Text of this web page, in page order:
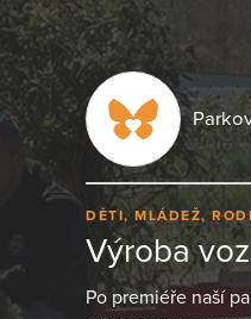
DĚTI, MLÁDEŽ,
Výroba
Po premiéře naší